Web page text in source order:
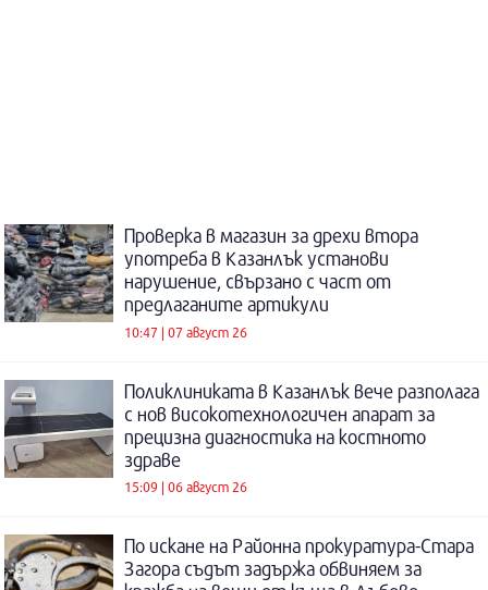
Проверка в магазин за дрехи втора
употреба в Казанлък установи
нарушение, свързано с част от
предлаганите артикули
10:47 | 07 август 26
Поликлиниката в Казанлък вече разполага
с нов високотехнологичен апарат за
прецизна диагностика на костното
здраве
15:09 | 06 август 26
По искане на Районна прокуратура-Стара
Загора съдът задържа обвиняем за